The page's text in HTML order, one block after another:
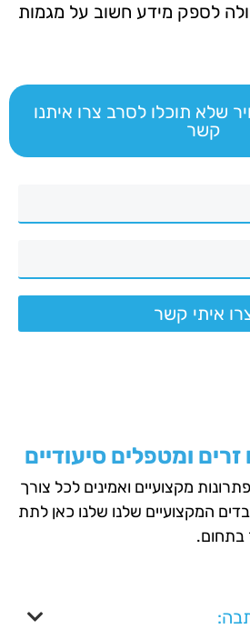
לספק מידע חשוב על מגמות
שלא תוכלו לסרב צרו איתנו
קשר
איתי קשר
ומטפלים סיעודיים
מקצועיים ואמינים לכל צורך
המקצועיים שלנו שלנו כאן לתת
בתחום.